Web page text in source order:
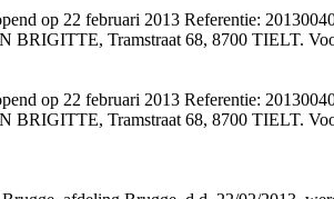
op 22 februari 2013 Referentie:
Tramstraat 68, 8700 TIELT.
op 22 februari 2013 Referentie:
Tramstraat 68, 8700 TIELT.